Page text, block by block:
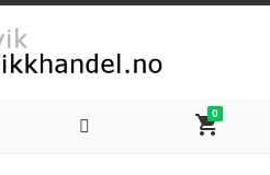
shopping_cart
0